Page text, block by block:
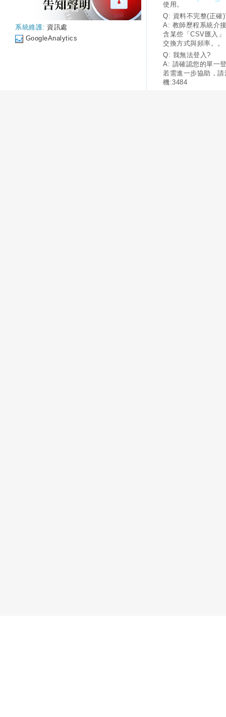
系統維護: 資訊處
GoogleAnalytics
使用。
Q: 資料不完整(正確
A: 教師歷程系統介
含某些「CSV匯入
交換方式與頻率。。
Q: 我無法登入?
A: 請確認您的單一
若需進一步協助，
機:3484